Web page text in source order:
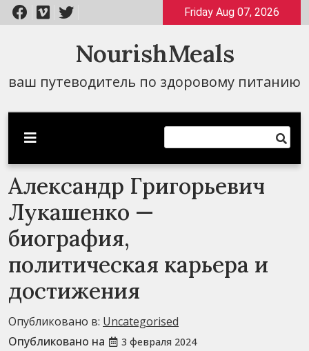
Перейти
к
Friday Aug 07, 2026
NourishMeals
ваш путеводитель по здоровому питанию
Александр Григорьевич
Лукашенко —
биография,
политическая карьера и
достижения
Опубликовано в: Uncategorised
Опубликовано на
3 февраля 2024